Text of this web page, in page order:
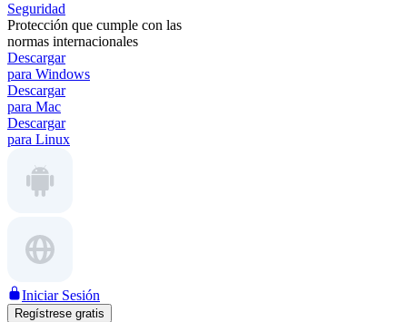
Seguridad
Protección que cumple con las
normas internacionales
Descargar
para Windows
Descargar
para Mac
Descargar
para Linux
Iniciar Sesión
Regístrese gratis